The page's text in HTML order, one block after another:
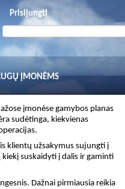
Prisijungti
ĮMONĖMS
įmonėse gamybos planas
sudėtinga, kiekvienas
klientų užsakymus sujungti į
suskaidyti į dalis ir gaminti
Dažnai pirmiausia reikia